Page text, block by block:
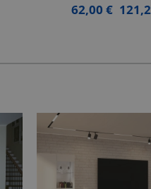
62,00 €